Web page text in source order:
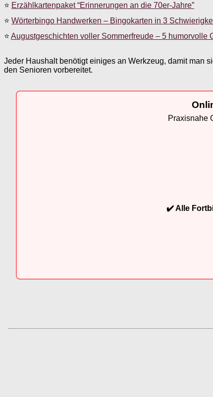
⭐ Erzählkartenpaket “Erinnerungen an die 70er-Jahre”
⭐ Wörterbingo Handwerken – Bingokarten in 3
⭐ Augustgeschichten voller Sommerfreude – 5 humorvolle
Jeder Haushalt benötigt einiges an Werkzeug, damit man
den Senioren vorbereitet.
Praxisnahe
✔️ Alle